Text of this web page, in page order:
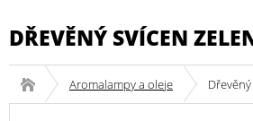
DŘEVĚNÝ SVÍCEN
Aromalampy a oleje